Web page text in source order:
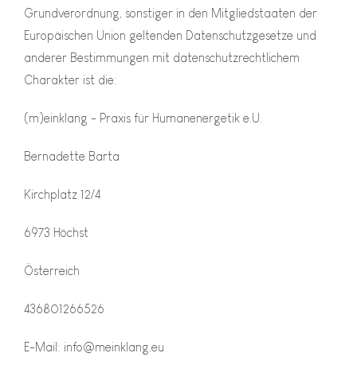
Grundverordnung, sonstiger in den Mitgliedstaaten der
Europäischen Union geltenden Datenschutzgesetze und
anderer Bestimmungen mit datenschutzrechtlichem
Charakter ist die:
(m)einklang - Praxis für Humanenergetik e.U.
Bernadette Barta
Kirchplatz 12/4
6973 Höchst
Österreich
436801266526
E-Mail: info@meinklang.eu